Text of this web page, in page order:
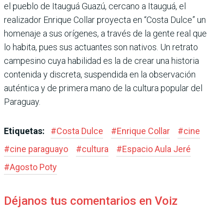
el pueblo de Itauguá Guazú, cercano a Itauguá, el
realizador Enrique Collar proyecta en “Costa Dulce” un
homenaje a sus orígenes, a través de la gente real que
lo habita, pues sus actuantes son nativos. Un retrato
campesino cuya habilidad es la de crear una historia
contenida y discreta, suspendida en la observación
auténtica y de primera mano de la cultura popular del
Paraguay.
Etiquetas: #Costa Dulce #Enrique Collar #cine
#cine paraguayo #cultura #Espacio Aula Jeré
#Agosto Poty
Déjanos tus comentarios en Voiz